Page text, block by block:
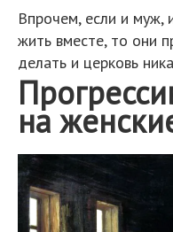
Впрочем, если и муж,
жить вместе, то они
делать и церковь
на